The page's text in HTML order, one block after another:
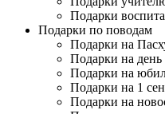
Подарки
Подарки по поводам
Подарки на
Подарки на
Подарки на
Подарки на 1
Подарки на